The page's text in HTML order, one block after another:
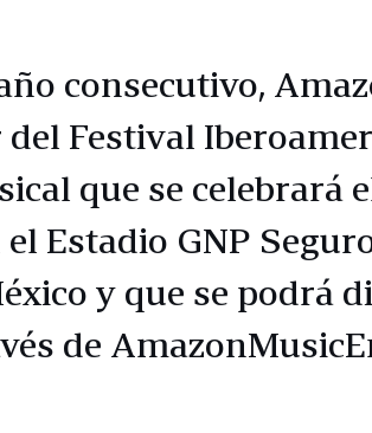
consecutivo,
Festival
que se celebrará
Estadio GNP
y que se podrá
de